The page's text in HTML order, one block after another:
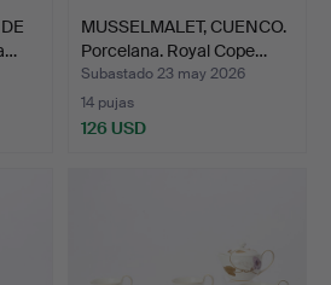
MUSSELMALET, CUENCO.
Porcelana. Royal Cope…
Subastado 23 may 2026
14 pujas
126 USD